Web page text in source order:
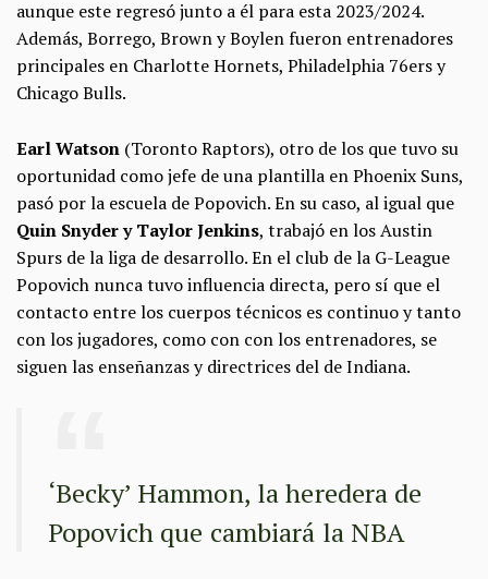
aunque este regresó junto a él para esta 2023/2024.
Además, Borrego, Brown y Boylen fueron entrenadores
principales en Charlotte Hornets, Philadelphia 76ers y
Chicago Bulls.
Earl Watson (Toronto Raptors), otro de los que tuvo su
oportunidad como jefe de una plantilla en Phoenix Suns,
pasó por la escuela de Popovich. En su caso, al igual que
Quin Snyder y Taylor Jenkins, trabajó en los Austin
Spurs de la liga de desarrollo. En el club de la G-League
Popovich nunca tuvo influencia directa, pero sí que el
contacto entre los cuerpos técnicos es continuo y tanto
con los jugadores, como con con los entrenadores, se
siguen las enseñanzas y directrices del de Indiana.
‘Becky’ Hammon, la heredera de
Popovich que cambiará la NBA